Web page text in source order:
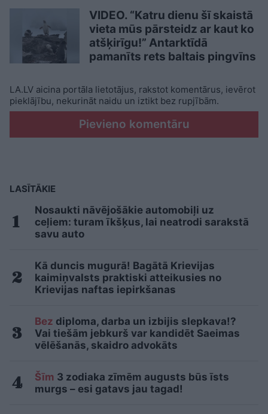
VIDEO. “Katru dienu šī skaistā
vieta mūs pārsteidz ar kaut ko
atšķirīgu!” Antarktīdā
pamanīts rets baltais pingvīns
LA.LV aicina portāla lietotājus, rakstot komentārus, ievērot
pieklājību, nekurināt naidu un iztikt bez rupjībām.
Pievieno komentāru
LASĪTĀKIE
Nosaukti nāvējošākie automobiļi uz
ceļiem: turam īkšķus, lai neatrodi sarakstā
savu auto
Kā duncis mugurā! Bagātā Krievijas
kaimiņvalsts praktiski atteikusies no
Krievijas naftas iepirkšanas
Bez diploma, darba un izbijis slepkava!?
Vai tiešām jebkurš var kandidēt Saeimas
vēlēšanās, skaidro advokāts
Šīm 3 zodiaka zīmēm augusts būs īsts
murgs – esi gatavs jau tagad!